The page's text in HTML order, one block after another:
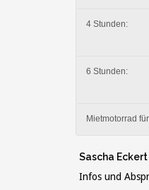
4 Stunden:
6 Stunden:
Mietmotorrad
Sascha
Infos und